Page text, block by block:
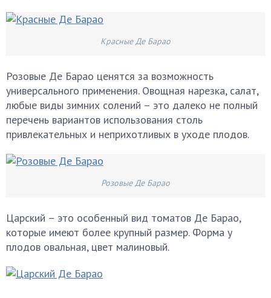
Красные Де Барао
Розовые Де Барао ценятся за возможность
универсального применения. Овощная нарезка, салат,
любые виды зимних солений – это далеко не полный
перечень вариантов использования столь
привлекательных и неприхотливых в уходе плодов.
Розовые Де Барао
Царский – это особенный вид томатов Де Барао,
которые имеют более крупный размер. Форма у
плодов овальная, цвет малиновый.